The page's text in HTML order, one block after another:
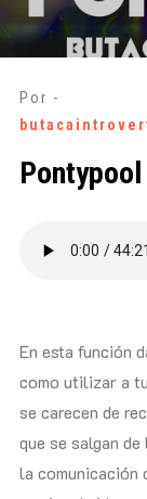
Por -
Pontypool
En esta función
como utilizar a
se carecen de
que se salgan
la comunicación